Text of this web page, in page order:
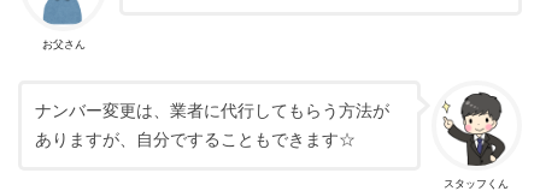
お父さん
スタッフくん
ナンバー変更は、業者に代行してもらう方法が
ありますが、自分ですることもできます☆